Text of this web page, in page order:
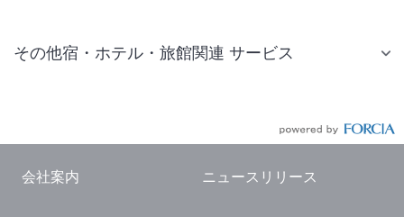
仙台 ホテル
東京ドーム ホテル
その他宿・ホテル・旅館関連 サービス
会社案内 ニュースリリース